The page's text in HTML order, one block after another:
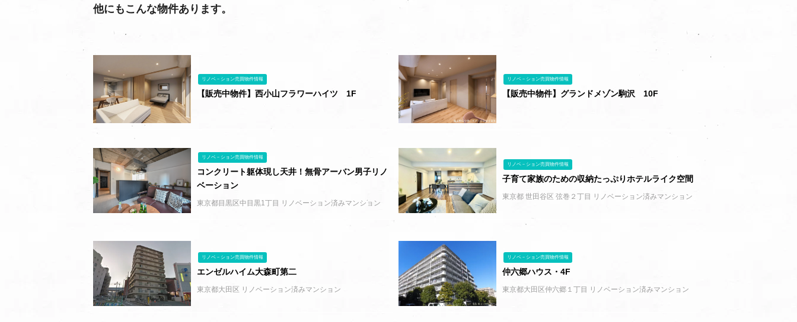
他にもこんな物件あります。
リノベ－ション売買物件情報
【販売中物件】西小山フラワーハイツ 1F
リノベ－ション売買物件情報
【販売中物件】グランドメゾン駒沢 10F
リノベ－ション売買物件情報
コンクリート躯体現し天井！無骨アーバン男子リノ
ベーション
東京都目黒区中目黒1丁目 リノベーション済みマンション
リノベ－ション売買物件情報
子育て家族のための収納たっぷりホテルライク空間
東京都 世田谷区 弦巻２丁目 リノベーション済みマンション
リノベ－ション売買物件情報
エンゼルハイム大森町第二
東京都大田区 リノベーション済みマンション
リノベ－ション売買物件情報
仲六郷ハウス・4F
東京都大田区仲六郷１丁目 リノベーション済みマンション